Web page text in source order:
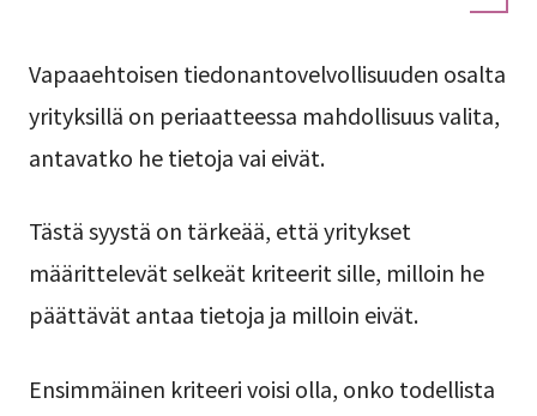
Vapaaehtoisen tiedonantovelvollisuuden osalta
yrityksillä on periaatteessa mahdollisuus valita,
antavatko he tietoja vai eivät.
Tästä syystä on tärkeää, että yritykset
määrittelevät selkeät kriteerit sille, milloin he
päättävät antaa tietoja ja milloin eivät.
Ensimmäinen kriteeri voisi olla, onko todellista